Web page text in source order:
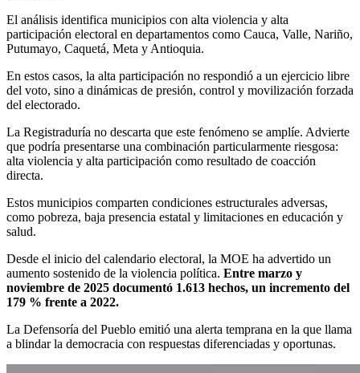
El análisis identifica municipios con alta violencia y alta
participación electoral en departamentos como Cauca, Valle, Nariño,
Putumayo, Caquetá, Meta y Antioquia.
En estos casos, la alta participación no respondió a un ejercicio libre
del voto, sino a dinámicas de presión, control y movilización forzada
del electorado.
La Registraduría no descarta que este fenómeno se amplíe. Advierte
que podría presentarse una combinación particularmente riesgosa:
alta violencia y alta participación como resultado de coacción
directa.
Estos municipios comparten condiciones estructurales adversas,
como pobreza, baja presencia estatal y limitaciones en educación y
salud.
Desde el inicio del calendario electoral, la MOE ha advertido un
aumento sostenido de la violencia política. Entre marzo y
noviembre de 2025 documentó 1.613 hechos, un incremento del
179 % frente a 2022.
La Defensoría del Pueblo emitió una alerta temprana en la que llama
a blindar la democracia con respuestas diferenciadas y oportunas.